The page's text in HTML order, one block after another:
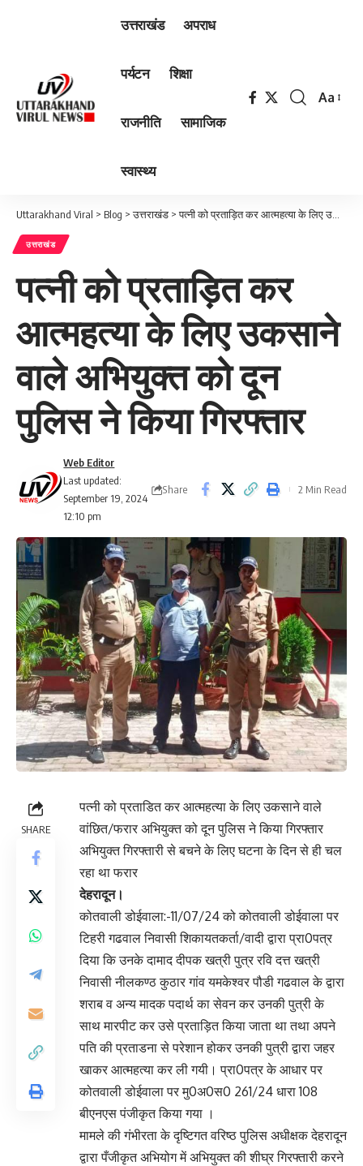
उत्तराखंड अपराध
पर्यटन शिक्षा
राजनीति सामाजिक
स्वास्थ्य
Font
Aa
Uttarakhand Viral > Blog >उत्तराखंड >पत्नी को प्रताड़ित कर आत्महत्या के लिए उकसाने वाले अभियुक्त को दून पुलिस ने किया गिरफ्तार
उत्तराखंड
पत्नी को प्रताड़ित कर
आत्महत्या के लिए उकसाने
वाले अभियुक्त को दून
पुलिस ने किया गिरफ्तार
Last updated:
September 19, 2024
12:10 pm
Web Editor
Share 2 Min Read
SHARE
पत्नी को प्रताडित कर आत्महत्या के लिए उकसाने वाले
वांछित/फरार अभियुक्त को दून पुलिस ने किया गिरफ्तार
अभियुक्त गिरफ्तारी से बचने के लिए घटना के दिन से ही चल
रहा था फरार
देहरादून।
कोतवाली डोईवाला:-11/07/24 को कोतवाली डोईवाला पर
टिहरी गढवाल निवासी शिकायतकर्ता/वादी द्वारा प्रा0पत्र
दिया कि उनके दामाद दीपक खत्री पुत्र रवि दत्त खत्री
निवासी नीलकण्ठ कुठार गांव यमकेश्वर पौडी गढवाल के द्वारा
शराब व अन्य मादक पदार्थ का सेवन कर उनकी पुत्री के
साथ मारपीट कर उसे प्रताड़ित किया जाता था तथा अपने
पति की प्रताडना से परेशान होकर उनकी पुत्री द्वारा जहर
खाकर आत्महत्या कर ली गयी। प्रा0पत्र के आधार पर
कोतवाली डोईवाला पर मु0अ0स0 261/24 धारा 108
बीएनएस पंजीकृत किया गया ।
मामले की गंभीरता के दृष्टिगत वरिष्ठ पुलिस अधीक्षक देहरादून
द्वारा पँजीकृत अभियोग में अभियुक्त की शीघ्र गिरफ्तारी करने